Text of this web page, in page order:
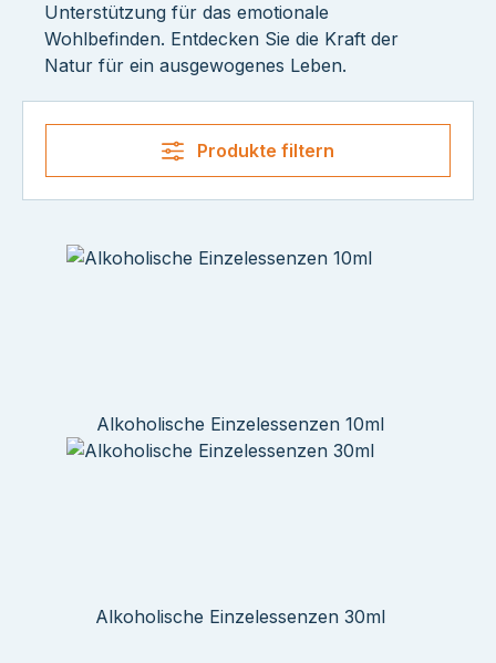
Unterstützung für das emotionale
Wohlbefinden. Entdecken Sie die Kraft der
Natur für ein ausgewogenes Leben.
Produkte filtern
Alkoholische Einzelessenzen 10ml
Alkoholische Einzelessenzen 30ml